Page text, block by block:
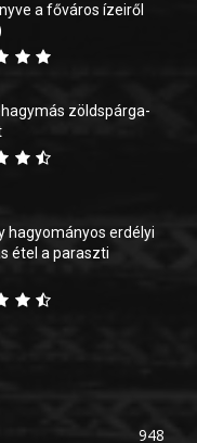
a főváros ízeiről
zöldspárga-
hagyományos erdélyi
étel a paraszti
948